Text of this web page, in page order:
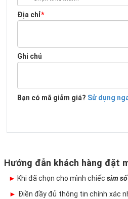
Địa chỉ*
Ghi chú
Bạn có mã giảm giá? Sử dụng
Hướng đẫn khách hàng đặt
► Khi đã chọn cho mình chiếcsim
► Điền đầy đủ thông tin chính xác